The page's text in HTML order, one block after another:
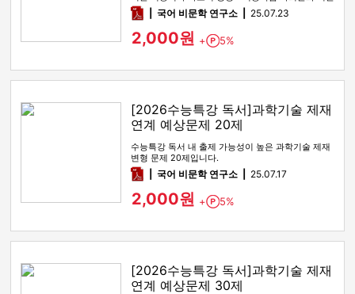
전 범위를 …
pdf국어 비문학 연구소 25.07.23
2,000원 + Point
5%
[2026수능특강 독서]과학기술 제재
연계 예상문제 20제
수능특강 독서 내 출제 가능성이 높은 과학기술 제재
변형 문제 20제입니다.
pdf국어 비문학 연구소 25.07.17
2,000원 + Point
5%
[2026수능특강 독서]과학기술 제재
연계 예상문제 30제